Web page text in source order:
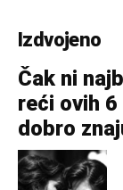
Izdvojeno
Čak ni
reći ovih
dobro